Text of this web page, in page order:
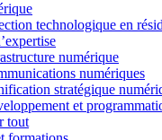
technologique en
numérique
numériques
stratégique
et
tout